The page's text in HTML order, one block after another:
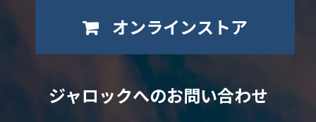
オンラインストア
ジャロックへのお問い合わせ